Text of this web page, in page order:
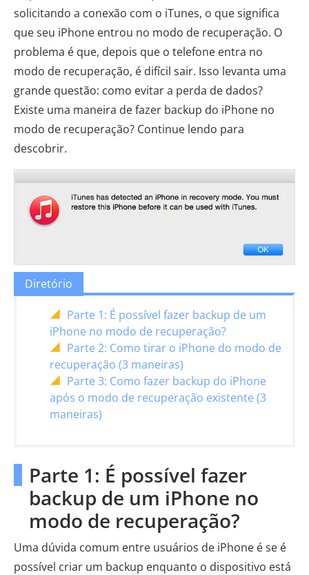
solicitando a conexão com o iTunes, o que significa
que seu iPhone entrou no modo de recuperação. O
problema é que, depois que o telefone entra no
modo de recuperação, é difícil sair. Isso levanta uma
grande questão: como evitar a perda de dados?
Existe uma maneira de fazer backup do iPhone no
modo de recuperação? Continue lendo para
descobrir.
Diretório
Parte 1: É possível fazer backup de um
iPhone no modo de recuperação?
Parte 2: Como tirar o iPhone do modo de
recuperação (3 maneiras)
Parte 3: Como fazer backup do iPhone
após o modo de recuperação existente (3
maneiras)
Parte 1: É possível fazer
backup de um iPhone no
modo de recuperação?
Uma dúvida comum entre usuários de iPhone é se é
possível criar um backup enquanto o dispositivo está